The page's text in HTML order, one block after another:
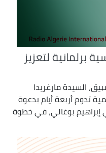
برلمانية لتعزيز
السيدة مارغريدا
تدوم أربعة أيام بدعوة
بوغالي، في خطوة